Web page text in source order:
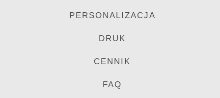
PERSONALIZACJA
DRUK
CENNIK
FAQ